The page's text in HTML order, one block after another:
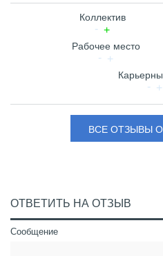
Коллектив
Рабочее место
ВСЕ ОТЗЫВЫ
ОТВЕТИТЬ НА ОТЗЫВ
Сообщение